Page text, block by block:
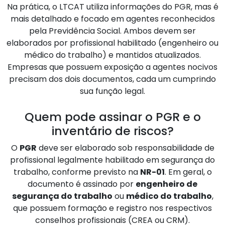
Na prática, o LTCAT utiliza informações do PGR, mas é
mais detalhado e focado em agentes reconhecidos
pela Previdência Social. Ambos devem ser
elaborados por profissional habilitado (engenheiro ou
médico do trabalho) e mantidos atualizados.
Empresas que possuem exposição a agentes nocivos
precisam dos dois documentos, cada um cumprindo
sua função legal.
Quem pode assinar o PGR e o
inventário de riscos?
O PGR deve ser elaborado sob responsabilidade de
profissional legalmente habilitado em segurança do
trabalho, conforme previsto na NR-01. Em geral, o
documento é assinado por engenheiro de
segurança do trabalho ou médico do trabalho,
que possuem formação e registro nos respectivos
conselhos profissionais (CREA ou CRM).